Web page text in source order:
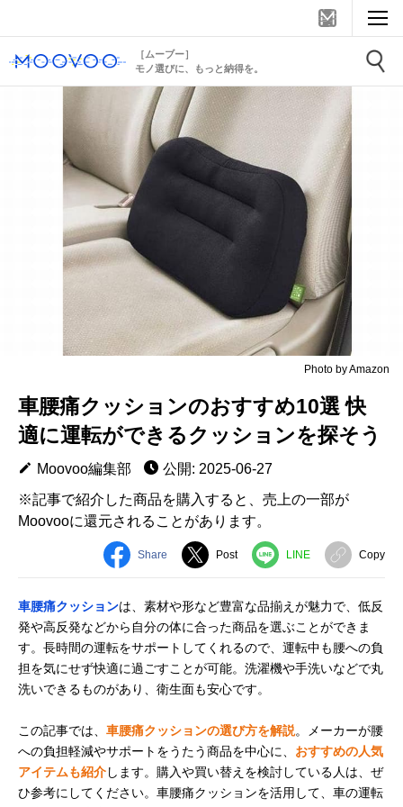
［ムーブー］
モノ選びに、もっと納得を。
Photo by Amazon
車腰痛クッションのおすすめ10選 快
適に運転ができるクッションを探そう
Moovoo編集部
公開: 2025-06-27
※記事で紹介した商品を購入すると、売上の一部が
Moovooに還元されることがあります。
Share Post LINE Copy
車腰痛クッションは、素材や形など豊富な品揃えが魅力で、低反
発や高反発などから自分の体に合った商品を選ぶことができま
す。長時間の運転をサポートしてくれるので、運転中も腰への負
担を気にせず快適に過ごすことが可能。洗濯機や手洗いなどで丸
洗いできるものがあり、衛生面も安心です。
この記事では、 車腰痛クッションの選び方を解説。メーカーが腰
への負担軽減やサポートをうたう商品を中心に、 おすすめの人気
アイテムも紹介します。購入や買い替えを検討している人は、ぜ
ひ参考にしてください。車腰痛クッションを活用して、車の運転